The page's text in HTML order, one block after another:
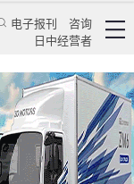
电子报刊
咨询
日中经营者